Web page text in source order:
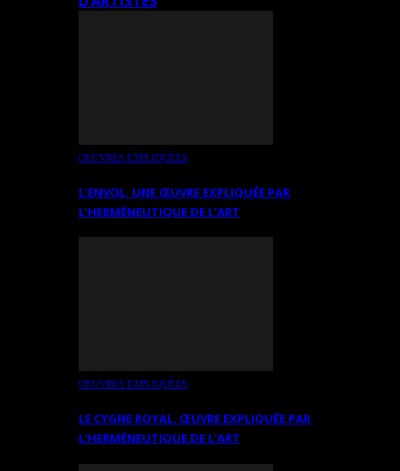
OEUVRES EXPLIQUÉES
L’ENVOL, UNE ŒUVRE EXPLIQUÉE PAR
L’HERMÉNEUTIQUE DE L’ART
OEUVRES EXPLIQUÉES
LE CYGNE ROYAL. ŒUVRE EXPLIQUÉE PAR
L’HERMÉNEUTIQUE DE L’ART